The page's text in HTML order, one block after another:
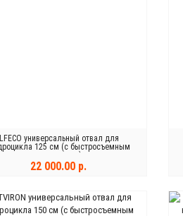
универсальный отвал для
125 см (с быстросъемным
механизмом)
22 000.00 р.